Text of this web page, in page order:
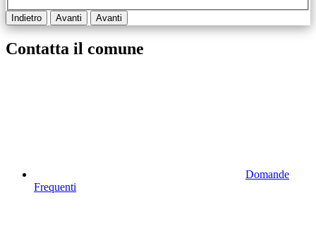
Indietro Avanti Avanti
Contatta il comune
Domande
Frequenti